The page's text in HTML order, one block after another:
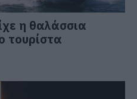
η θαλάσσια
τουρίστα